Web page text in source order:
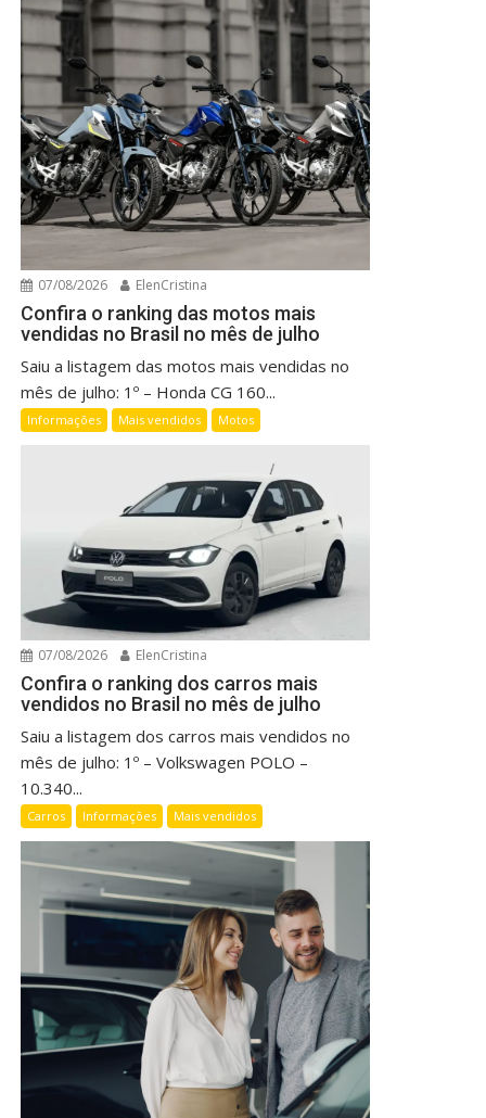
07/08/2026 ElenCristina
Confira o ranking das motos mais
vendidas no Brasil no mês de julho
Saiu a listagem das motos mais vendidas no
mês de julho: 1º – Honda CG 160...
Informações Mais vendidos Motos
07/08/2026 ElenCristina
Confira o ranking dos carros mais
vendidos no Brasil no mês de julho
Saiu a listagem dos carros mais vendidos no
mês de julho: 1º – Volkswagen POLO –
10.340...
Carros Informações Mais vendidos